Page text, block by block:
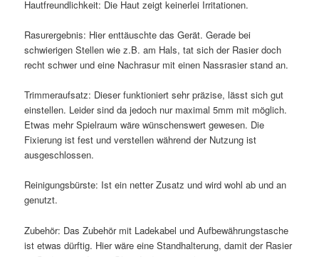
Hautfreundlichkeit: Die Haut zeigt keinerlei Irritationen.
Rasurergebnis: Hier enttäuschte das Gerät. Gerade bei
schwierigen Stellen wie z.B. am Hals, tat sich der Rasier doch
recht schwer und eine Nachrasur mit einen Nassrasier stand an.
Trimmeraufsatz: Dieser funktioniert sehr präzise, lässt sich gut
einstellen. Leider sind da jedoch nur maximal 5mm mit möglich.
Etwas mehr Spielraum wäre wünschenswert gewesen. Die
Fixierung ist fest und verstellen während der Nutzung ist
ausgeschlossen.
Reinigungsbürste: Ist ein netter Zusatz und wird wohl ab und an
genutzt.
Zubehör: Das Zubehör mit Ladekabel und Aufbewährungstasche
ist etwas dürftig. Hier wäre eine Standhalterung, damit der Rasier